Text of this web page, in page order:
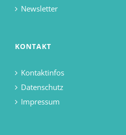
Newsletter
KONTAKT
Kontaktinfos
Datenschutz
Impressum